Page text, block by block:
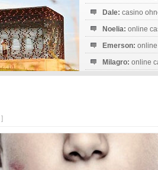
Dale: casino
Noelia: online
Emerson:
Milagro: online
]